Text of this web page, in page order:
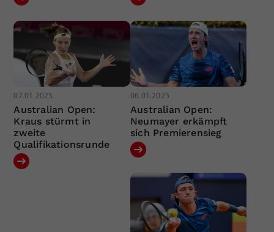
07.01.2025
Australian Open:
Kraus stürmt in
zweite
Qualifikationsrunde
06.01.2025
Australian Open:
Neumayer erkämpft
sich Premierensieg